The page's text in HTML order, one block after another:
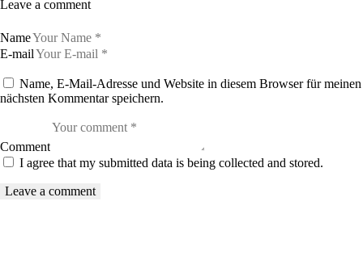
Leave a comment
Name
E-mail
Name, E-Mail-Adresse und Website in diesem Browser für meinen
nächsten Kommentar speichern.
Comment
I agree that my submitted data is being collected and stored.